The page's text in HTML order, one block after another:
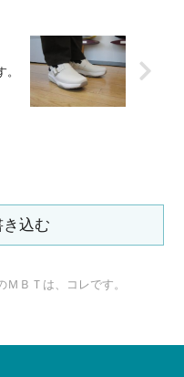
込む
ＭＢＴは、コレです。